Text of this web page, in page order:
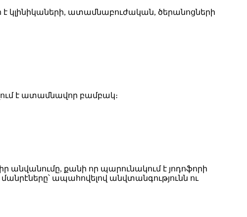
է կլինիկաների, ատամնաբուժական, ծերանոցների
է ատամնավոր բամբակ։
անվանումը, քանի որ պարունակում է յոդոֆորի
ապահովելով անվտանգությունն ու